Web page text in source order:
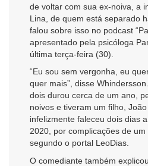
de voltar com sua ex-noiva, a
Lina, de quem está separado
falou sobre isso no podcast
apresentado pela psicóloga
última terça-feira (30).
“Eu sou sem vergonha, eu
quer mais”, disse
dois durou cerca de um ano,
noivos e tiveram um filho,
infelizmente faleceu dois dias
2020, por complicações de um
segundo o portal LeoDias.
O comediante também